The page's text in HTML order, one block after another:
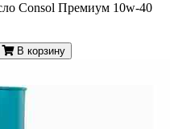
Consol Премиум 10w-40
В корзину